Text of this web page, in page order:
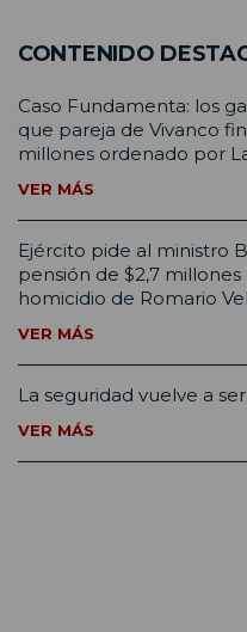
CONTENIDO
Caso Fundamenta: los
que pareja de Vivanco
millones ordenado por
VER MÁS
Ejército pide al ministro
pensión de $2,7
homicidio de Romario
VER MÁS
La seguridad vuelve a
VER MÁS